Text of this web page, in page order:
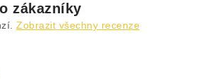
zákazníky
Zobrazit všechny recenze